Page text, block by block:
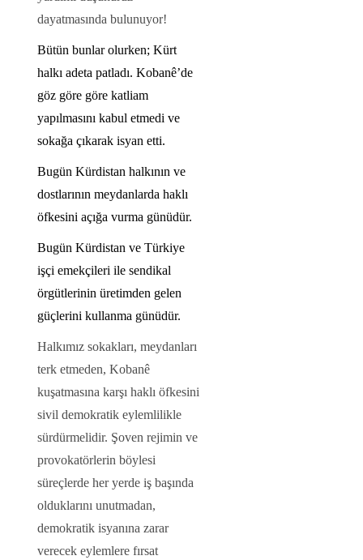
dayatmasında bulunuyor!
Bütün bunlar olurken; Kürt
halkı adeta patladı. Kobanê’de
göz göre göre katliam
yapılmasını kabul etmedi ve
sokağa çıkarak isyan etti.
Bugün Kürdistan halkının ve
dostlarının meydanlarda haklı
öfkesini açığa vurma günüdür.
Bugün Kürdistan ve Türkiye
işçi emekçileri ile sendikal
örgütlerinin üretimden gelen
güçlerini kullanma günüdür.
Halkımız sokakları, meydanları
terk etmeden, Kobanê
kuşatmasına karşı haklı öfkesini
sivil demokratik eylemlilikle
sürdürmelidir. Şoven rejimin ve
provokatörlerin böylesi
süreçlerde her yerde iş başında
olduklarını unutmadan,
demokratik isyanına zarar
verecek eylemlere fırsat